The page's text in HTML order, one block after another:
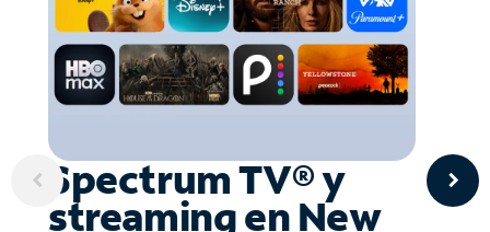
Spectrum TV® y
streaming en New